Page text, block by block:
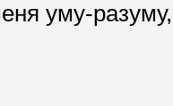
уму-разуму,